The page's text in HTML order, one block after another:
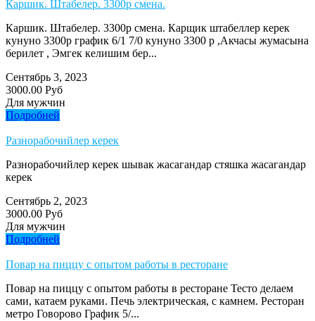
Каршик. Штабелер. 3300р смена.
Каршик. Штабелер. 3300р смена. Карщик штабеллер керек
кунуно 3300р график 6/1 7/0 кунуно 3300 р ,Акчасы жумасына
берилет , Эмгек келишим бер...
Сентябрь 3, 2023
3000.00 Руб
Для мужчин
Подробней
Разнорабочийлер керек
Разнорабочийлер керек шывак жасагандар стяшка жасагандар
керек
Сентябрь 2, 2023
3000.00 Руб
Для мужчин
Подробней
Повар на пиццу с опытом работы в ресторане
Повар на пиццу с опытом работы в ресторане Тесто делаем
сами, катаем руками. Печь электрическая, с камнем. Ресторан
метро Говорово График 5/...